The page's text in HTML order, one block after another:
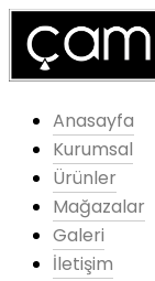
Anasayfa
Kurumsal
Ürünler
Mağazalar
Galeri
İletişim